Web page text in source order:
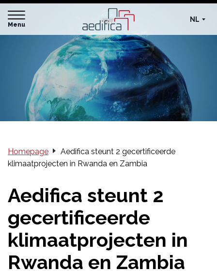
Menu
NL
Homepage
Aedifica steunt 2 gecertificeerde
klimaatprojecten in Rwanda en Zambia
Aedifica steunt 2
gecertificeerde
klimaatprojecten in
Rwanda en Zambia